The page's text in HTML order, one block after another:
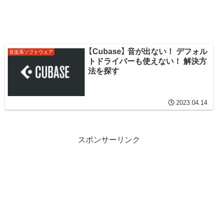
音楽系ソフトウェア
【Cubase】 音が出ない！ デフォル
トドライバーも使えない！ 解決方
法を探す
2023.04.14
スポンサーリンク